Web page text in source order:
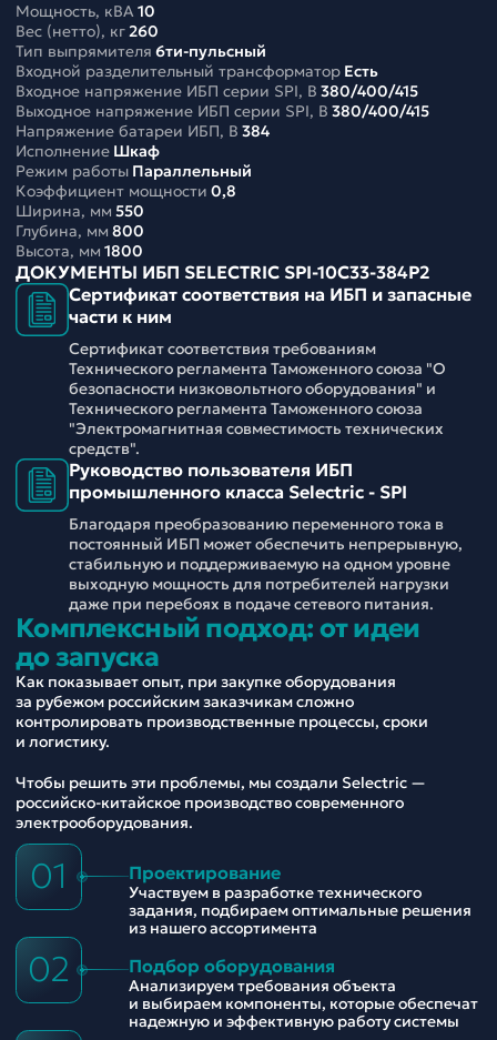
Мощность, кВА10
Вес (нетто), кг260
Тип выпрямителя 6ти-пульсный
Входной разделительный трансформатор Есть
Входное напряжение ИБП серии SPI, В 380/400/415
Выходное напряжение ИБП серии SPI, В 380/400/415
Напряжение батареи ИБП, В 384
Исполнение Шкаф
Режим работы Параллельный
Коэффициент мощности 0,8
Ширина, мм 550
Глубина, мм 800
Высота, мм 1800
ДОКУМЕНТЫ ИБП SELECTRIC SPI-10C33-384P2
Сертификат соответствия на ИБП и запасные
части к ним
Сертификат соответствия требованиям
Технического регламента Таможенного союза "О
безопасности низковольтного оборудования" и
Технического регламента Таможенного союза
"Электромагнитная совместимость технических
средств".
Руководство пользователя ИБП
промышленного класса Selectric - SPI
Благодаря преобразованию переменного тока в
постоянный ИБП может обеспечить непрерывную,
стабильную и поддерживаемую на одном уровне
выходную мощность для потребителей нагрузки
даже при перебоях в подаче сетевого питания.
Комплексный подход: от идеи
до запуска
Как показывает опыт, при закупке оборудования
за рубежом российским заказчикам сложно
контролировать производственные процессы, сроки
и логистику.
Чтобы решить эти проблемы, мы создали Selectric —
российско-китайское производство современного
электрооборудования.
01 Проектирование
Участвуем в разработке технического
задания, подбираем оптимальные решения
из нашего ассортимента
02 Подбор оборудования
Анализируем требования объекта
и выбираем компоненты, которые обеспечат
надежную и эффективную работу системы